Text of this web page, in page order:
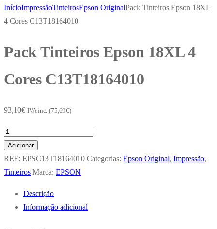
InícioImpressãoTinteirosEpson OriginalPack Tinteiros Epson 18XL
4 Cores C13T18164010
Pack Tinteiros Epson 18XL 4
Cores C13T18164010
93,10€ IVA inc. (75,69€)
Quantidade
de
Pack
Tinteiros
Adicionar
REF: EPSC13T18164010 Categorias: Epson Original, Impressão,
Tinteiros Marca: EPSON
Descrição
Informação adicional